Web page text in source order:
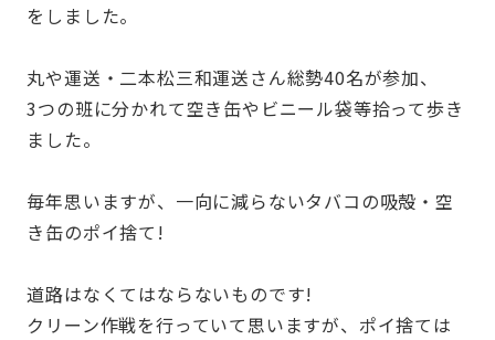
をしました。
丸や運送・二本松三和運送さん総勢40名が参加、
3つの班に分かれて空き缶やビニール袋等拾って歩き
ました。
毎年思いますが、一向に減らないタバコの吸殻・空
き缶のポイ捨て!
道路はなくてはならないものです!
クリーン作戦を行っていて思いますが、ポイ捨ては